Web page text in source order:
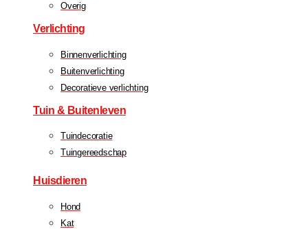
Overig
Verlichting
Binnenverlichting
Buitenverlichting
Decoratieve verlichting
Tuin & Buitenleven
Tuindecoratie
Tuingereedschap
Huisdieren
Hond
Kat